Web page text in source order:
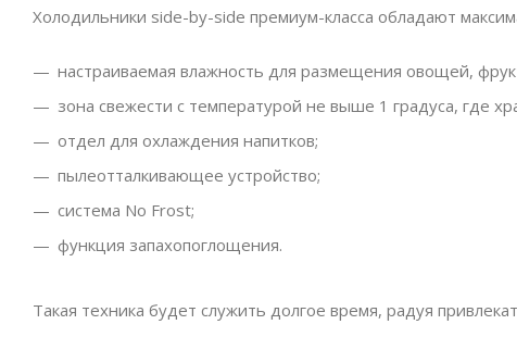
Холодильники side-by-side премиум-класса обладают
настраиваемая влажность для размещения овощей,
зона свежести с температурой не выше 1 градуса, где
отдел для охлаждения напитков;
пылеотталкивающее устройство;
система No Frost;
функция запахопоглощения.
Такая техника будет служить долгое время, радуя